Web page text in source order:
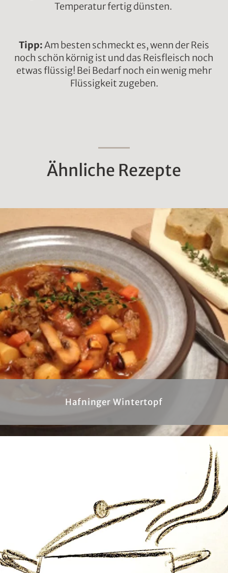
Temperatur fertig dünsten.
Tipp:Am besten schmeckt es, wenn der Reis
noch schön körnig ist und das Reisfleisch noch
etwas flüssig! Bei Bedarf noch ein wenig mehr
Flüssigkeit zugeben.
Ähnliche Rezepte
Hafninger Wintertopf